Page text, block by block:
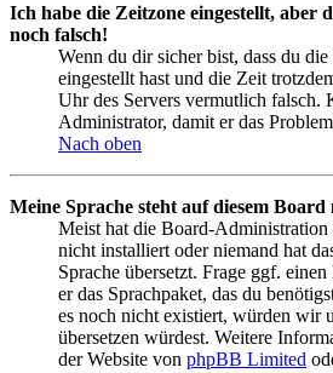
Ich habe die Zeitzone eingestellt, aber
noch falsch!
Wenn du dir sicher bist, dass du
eingestellt hast und die Zeit
Uhr des Servers vermutlich falsch.
Administrator, damit er das
Nach oben
Meine Sprache steht auf diesem
Meist hat die Board-Administration
nicht installiert oder niemand hat
Sprache übersetzt. Frage ggf.
er das Sprachpaket, das du
es noch nicht existiert, würden wir
übersetzen würdest. Weitere
der Website von phpBB Limited